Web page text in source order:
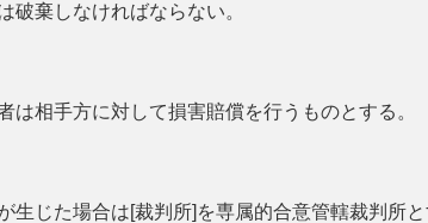
破棄しなければならない。
は相手方に対して損害賠償を行うものとする。
生じた場合は[裁判所]を専属的合意管轄裁判所